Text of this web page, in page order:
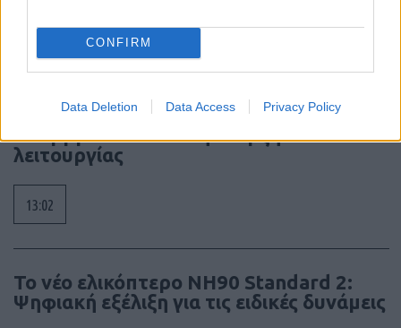
CONFIRM
Data Deletion Data Access Privacy Policy
Νέο αεροδρόμιο Ηρακλείου: Τον
Νοέμβριο του 2028 η έναρξη
λειτουργίας
13:02
To νέο ελικόπτερο NH90 Standard 2:
Ψηφιακή εξέλιξη για τις ειδικές δυνάμεις